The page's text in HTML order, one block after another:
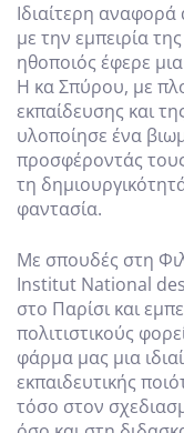
Ιδιαίτερη αναφορά
με την εμπειρία
ηθοποιός έφερε
Η κα Σπύρου, με
εκπαίδευσης και
υλοποίησε ένα
προσφέροντάς
τη
φαντασία.
Με σπουδές στη
Institut National
στο Παρίσι και
πολιτιστικούς
φάρμα μας μια
εκπαιδευτικής
τόσο στον